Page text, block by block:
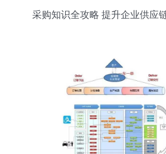
采购知识全攻略 提升企业供应